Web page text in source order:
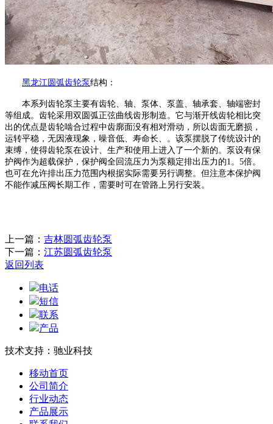
黑龙江 圆弧齿轮泵结构：
本系列齿轮泵主要有齿轮、轴、泵体、泵盖、轴承套、轴端密封
等组成。齿轮采用双圆弧正弦曲线齿形制造。它与渐开线齿轮相比突
出的优点是齿轮啮合过程中齿廓面没有相对滑动，所以齿面无磨损，
运转平稳，无因液现象，噪音低、寿命长、。该泵摆脱了传统设计的
束缚，使得齿轮泵在设计、生产和使用上进入了一个新的。泵设有保
护阀作为超载保护，保护阀全回流压力为泵额定排出压力的1。5倍。
也可在允许排出压力范围内根据实际需要另行调整。但注意本保护阀
不能作减压阀长期工作，需要时可在管路上另行安装。
上一篇： 吉林圆弧齿轮泵
下一篇： 江苏圆弧齿轮泵
返回列表
电话
短信
联系
产品
技术支持：驰业科技
移动首页
公司简介
行业动态
产品展示